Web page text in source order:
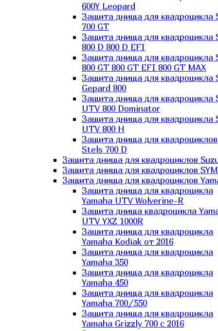
600Y Leopard
Защита днища для квадроцикла
700 GT
Защита днища для квадроцикла
800 D 800 D EFI
Защита днища для квадроцикла
800 GT 800 GT EFI 800 GT MAX
Защита днища для квадроцикла
Gepard 800
Защита днища для квадроцикла
UTV 800 Dominator
Защита днища для квадроцикла
UTV 800 H
Защита днища для квадроциклов
Stels 700 D
Защита днища для квадроциклов
Защита днища для квадроциклов SYM
Защита днища для квадроциклов
Защита днища для квадроцикла
Yamaha UTV Wolverine-R
Защита днища квадроцикла
UTV YXZ 1000R
Зашита днища для квадроцикла
Yamaha Kodiak от 2016
Защита днища для квадроцикла
Yamaha 350
Защита днища для квадроцикла
Yamaha 450
Защита днища для квадроцикла
Yamaha 700/550
Защита днища для квадроцикла
Yamaha Grizzly 700 с 2016